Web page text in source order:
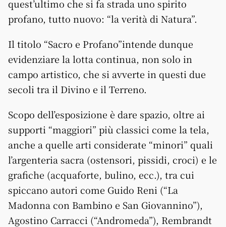
quest’ultimo che si fa strada uno spirito
profano, tutto nuovo: “la verità di Natura”.
Il titolo “Sacro e Profano”intende dunque
evidenziare la lotta continua, non solo in
campo artistico, che si avverte in questi due
secoli tra il Divino e il Terreno.
Scopo dell’esposizione è dare spazio, oltre ai
supporti “maggiori” più classici come la tela,
anche a quelle arti considerate “minori” quali
l’argenteria sacra (ostensori, pissidi, croci) e le
grafiche (acquaforte, bulino, ecc.), tra cui
spiccano autori come Guido Reni (“La
Madonna con Bambino e San Giovannino”),
Agostino Carracci (“Andromeda”), Rembrandt